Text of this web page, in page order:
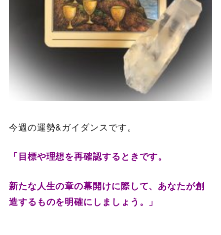
今週の運勢&ガイダンスです。
「目標や理想を再確認するときです。
新たな人生の章の幕開けに際して、あなたが創
造するものを明確にしましょう。
」